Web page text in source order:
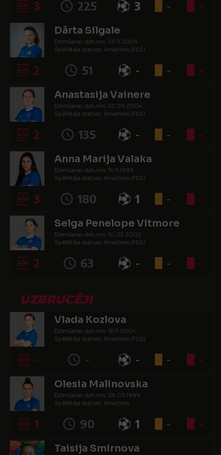
3 225 3 - -
Dārta Silgale
Dzimšanas datums: 23.11.2004.
Spēlētāja statuss: Amatieris (FSS)
2 51 - - -
Anastasija Vainere
Dzimšanas datums: 23.09.2004.
Spēlētāja statuss: Amatieris (FSS)
2 135 - - -
Anna Marija Valaka
Dzimšanas datums: 14.11.1999.
Spēlētāja statuss: Amatieris (FSS)
3 180 1 - -
Selga Penelope Vitmore
Dzimšanas datums: 10.03.2002.
Spēlētāja statuss: Amatieris (FSS)
2 63 - - -
UZBRUCĒJI
Vlada Kozlova
Dzimšanas datums: 18.11.2004.
Spēlētāja statuss: Amatieris (FSS)
- - - - -
Olesia Malinovska
Dzimšanas datums: 26.05.1999.
Spēlētāja statuss: Amatieris
1 90 1 - -
Taisija Smirnova